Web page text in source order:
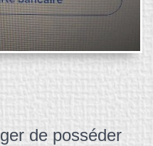
de posséder